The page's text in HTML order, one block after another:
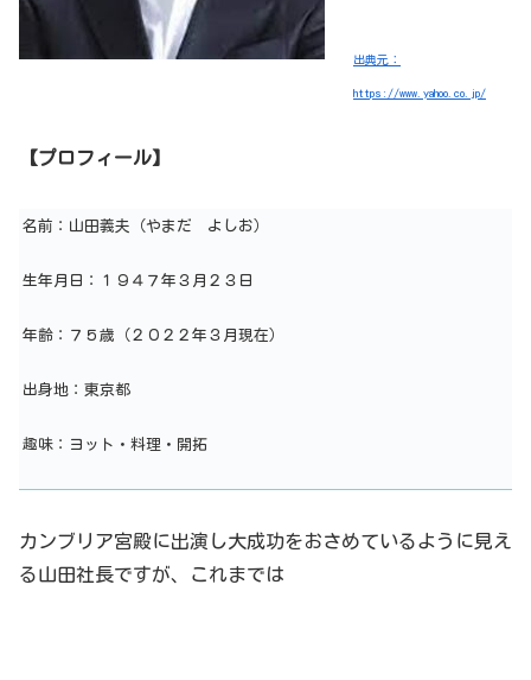
出典元：
https://www.yahoo.co.jp/
【プロフィール】
名前：山田義夫（やまだ よしお）
生年月日：１９４７年３月２３日
年齢：７５歳（２０２２年３月現在）
出身地：東京都
趣味：ヨット・料理・開拓
カンブリア宮殿に出演し大成功をおさめているように見え
る山田社長ですが、これまでは